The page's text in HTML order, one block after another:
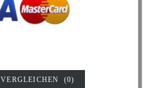
VERGLEICHEN (0)